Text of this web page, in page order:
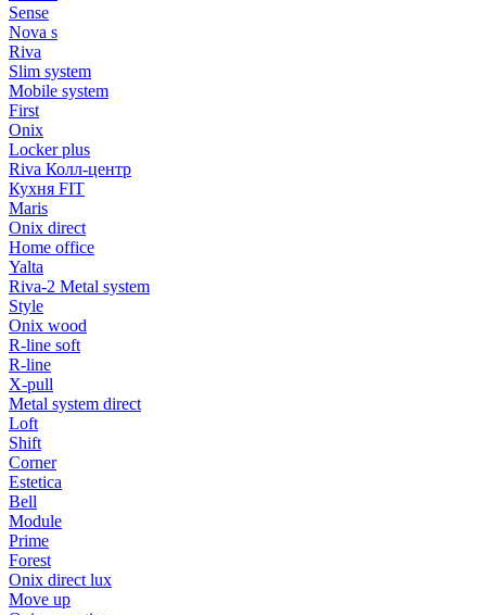
Sense
Nova s
Riva
Slim system
Mobile system
First
Onix
Locker plus
Riva Колл-центр
Кухня FIT
Maris
Onix direct
Home office
Yalta
Riva-2 Metal system
Style
Onix wood
R-line soft
R-line
X-pull
Metal system direct
Loft
Shift
Corner
Estetica
Bell
Module
Prime
Forest
Onix direct lux
Move up